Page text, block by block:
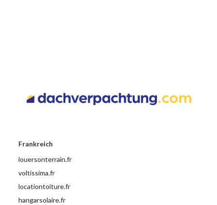
Frankreich
louersonterrain.fr
voltissima.fr
locationtoiture.fr
hangarsolaire.fr